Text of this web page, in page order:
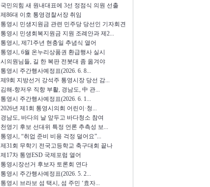
국민의힘 새 원내대표에 3선 정점식 의원 선출
제86대 이호 통영경찰서장 취임
통영시 민생지원금 관련 민주당 당선인 기자회견
통영시 민생회복지원금 지원 조례안과 제2...
통영시, 제71주년 현충일 추념식 열어
통영시, 6월 온누리상품권 환급행사 실시
시의원님들, 길 한 복판 전봇대 좀 옮겨야
통영시 주간행사예정표(2026. 6. 8...
제9회 지방선거 강석주 통영시장 당선 감...
김해-항저우 직항 부활, 경남도, 中 관...
통영시 주간행사예정표(2026. 6. 1...
2026년 제1회 통영시의회 어린이·청...
경남도, 바다의 날 앞두고 바다청소 참여
천영기 후보 선대위 특정 언론 추측성 보...
통영시, “취업 준비 비용 걱정 덜어요”...
제31회 무학기 전국고등학교 축구대회 끝나
제17차 통영ESD 국제포럼 열어
통영시장선거 후보자 토론회 연다
통영시 주간행사예정표(2026. 5. 2...
통영시 브라보 섬 택시, 섬 주민 ‘효자...